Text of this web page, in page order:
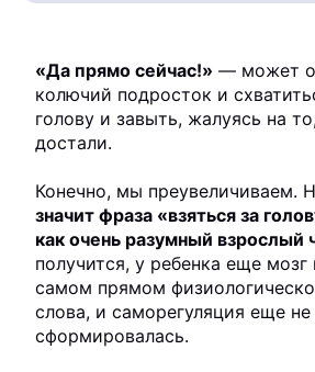
«Да прямо сейчас!» — может
колючий подросток и
голову и завыть, жалуясь на
достали.
Конечно, мы преувеличиваем.
значит фраза «взяться за
как очень разумный взрослый
получится, у ребенка еще мозг
самом прямом
слова, и саморегуляция еще
сформировалась.